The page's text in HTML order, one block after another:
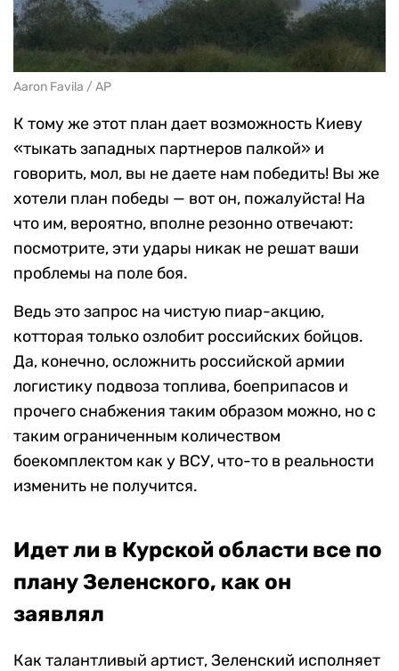
Aaron Favila / AP
К тому же этот план дает возможность Киеву
«тыкать западных партнеров палкой» и
говорить, мол, вы не даете нам победить! Вы же
хотели план победы — вот он, пожалуйста! На
что им, вероятно, вполне резонно отвечают:
посмотрите, эти удары никак не решат ваши
проблемы на поле боя.
Ведь это запрос на чистую пиар-акцию,
котторая только озлобит российских бойцов.
Да, конечно, осложнить российской армии
логистику подвоза топлива, боеприпасов и
прочего снабжения таким образом можно, но с
таким ограниченным количеством
боекомплектом как у ВСУ, что-то в реальности
изменить не получится.
Идет ли в Курской области все по
плану Зеленского, как он
заявлял
Как талантливый артист, Зеленский исполняет